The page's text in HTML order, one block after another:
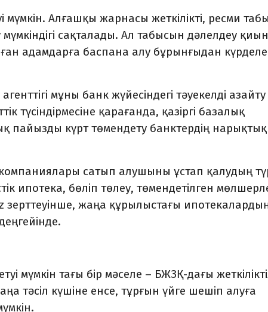
мүмкін. Алғашқы жар­насы жеткілікті, ресми
сақталады. Ал табы­сын дәлелдеу қиын
адамдарға баспана алу бұрынғыдан
мұны банк жүйе­сіндегі тәуекелді азайту
түсіндірмесіне қарағанда, қазіргі базалық
пайызды күрт төмен­дету банктердің
сатып алу­шыны ұстап қалудың
ипотека, бөліп төлеу, төмен­детілген
зерттеуінше, жаңа құрылыстағы
мүмкін тағы бір мә­селе – БЖЗҚ-дағы
тәсіл күшіне енсе, тұрғын үйге шешіп алуға